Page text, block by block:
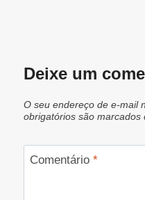
Deixe um
O seu endereço de e-mail
obrigatórios são marcados
Comentário *